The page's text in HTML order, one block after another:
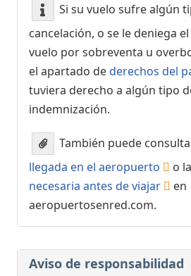
Si su vuelo sufre algún
cancelación, o se le deniega
vuelo por sobreventa u
el apartado dederechos del
tuviera derecho a algún tipo
indemnización.
También puede
llegada en el aeropuerto
o la
necesaria antes de viajar
en
aeropuertosenred.com.
Aviso de responsabilidad